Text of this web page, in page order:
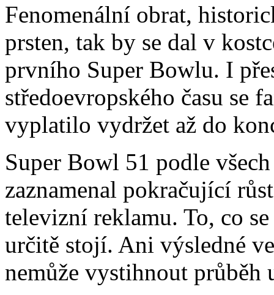
Fenomenální obrat,
prsten, tak by se dal v
prvního Super Bowlu. I
středoevropského času se
vyplatilo vydržet až do
Super Bowl 51 podle
zaznamenal pokračující
televizní reklamu. To, co
určitě stojí. Ani výsledné
nemůže vystihnout průběh